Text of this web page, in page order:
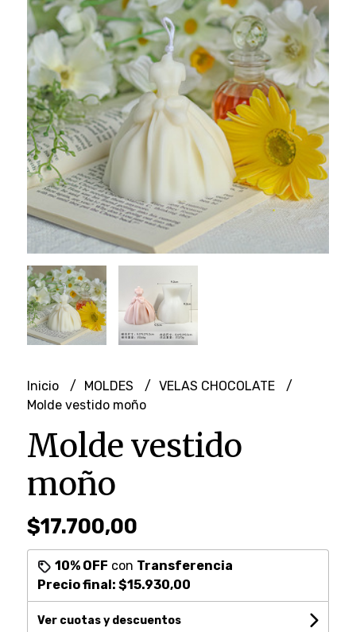
Inicio MOLDES
VELAS CHOCOLATE
Molde vestido moño
Molde vestido
moño
$17.700,00
10% OFF con Transferencia
Precio final: $15.930,00
Ver cuotas y descuentos